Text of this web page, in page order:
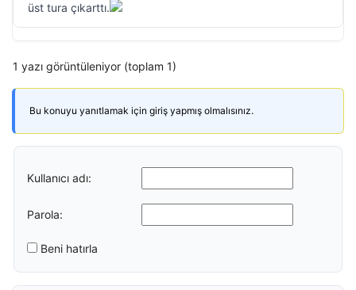
üst tura çıkarttı.
1 yazı görüntüleniyor (toplam 1)
Bu konuyu yanıtlamak için giriş yapmış olmalısınız.
Kullanıcı adı:
Parola:
Beni hatırla